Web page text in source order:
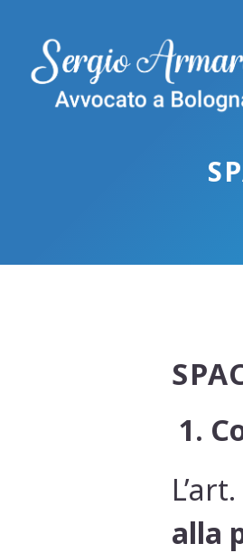
contenuto
1.
alla